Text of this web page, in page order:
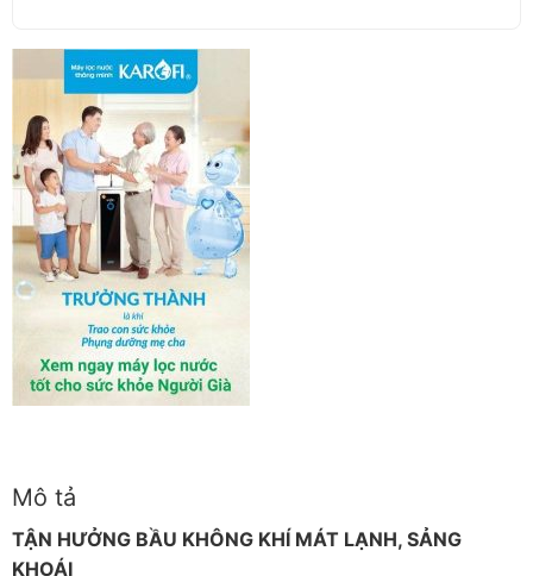
Mô tả
TẬN HƯỞNG BẦU KHÔNG KHÍ MÁT LẠNH, SẢNG
KHOÁI